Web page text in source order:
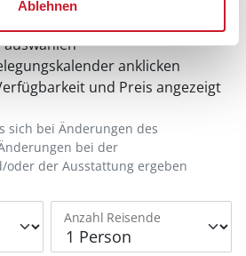
Ablehnen
auswählen
anklicken
und Preis angezeigt
Anzahl Reisende
sich bei Änderungen des
bei der
oder der Ausstattung ergeben